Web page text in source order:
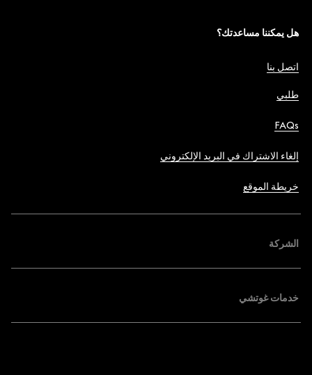
هل يمكننا مساعدتك؟
اتصل بنا
طلبي
FAQs
إلغاء الاشتراك في البريد الإلكتروني
خريطة الموقع
الشركة
خدمات غوتشي